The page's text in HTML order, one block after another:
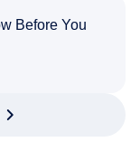
Before You